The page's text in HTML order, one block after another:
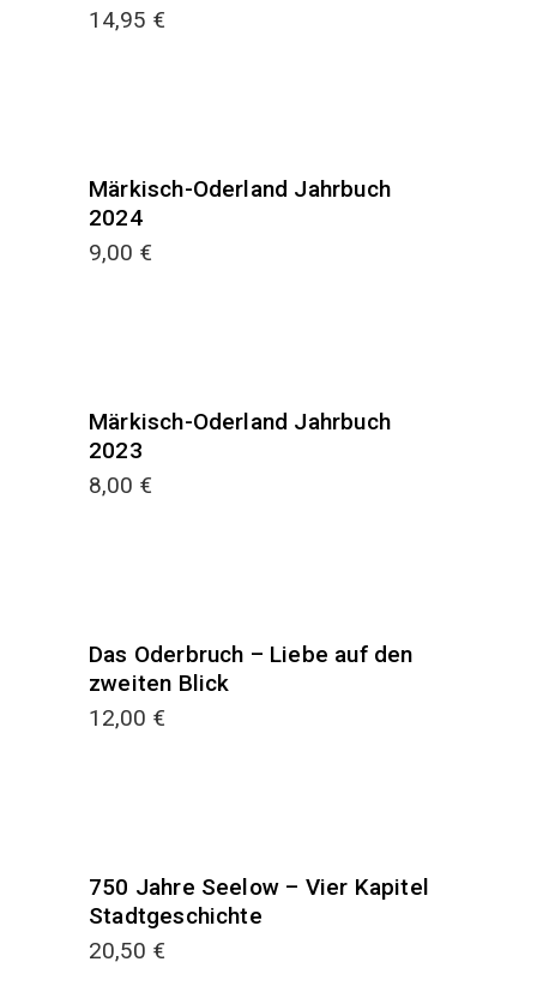
14,95 €
Märkisch-Oderland Jahrbuch
2024
9,00 €
Märkisch-Oderland Jahrbuch
2023
8,00 €
Das Oderbruch – Liebe auf den
zweiten Blick
12,00 €
750 Jahre Seelow – Vier Kapitel
Stadtgeschichte
20,50 €